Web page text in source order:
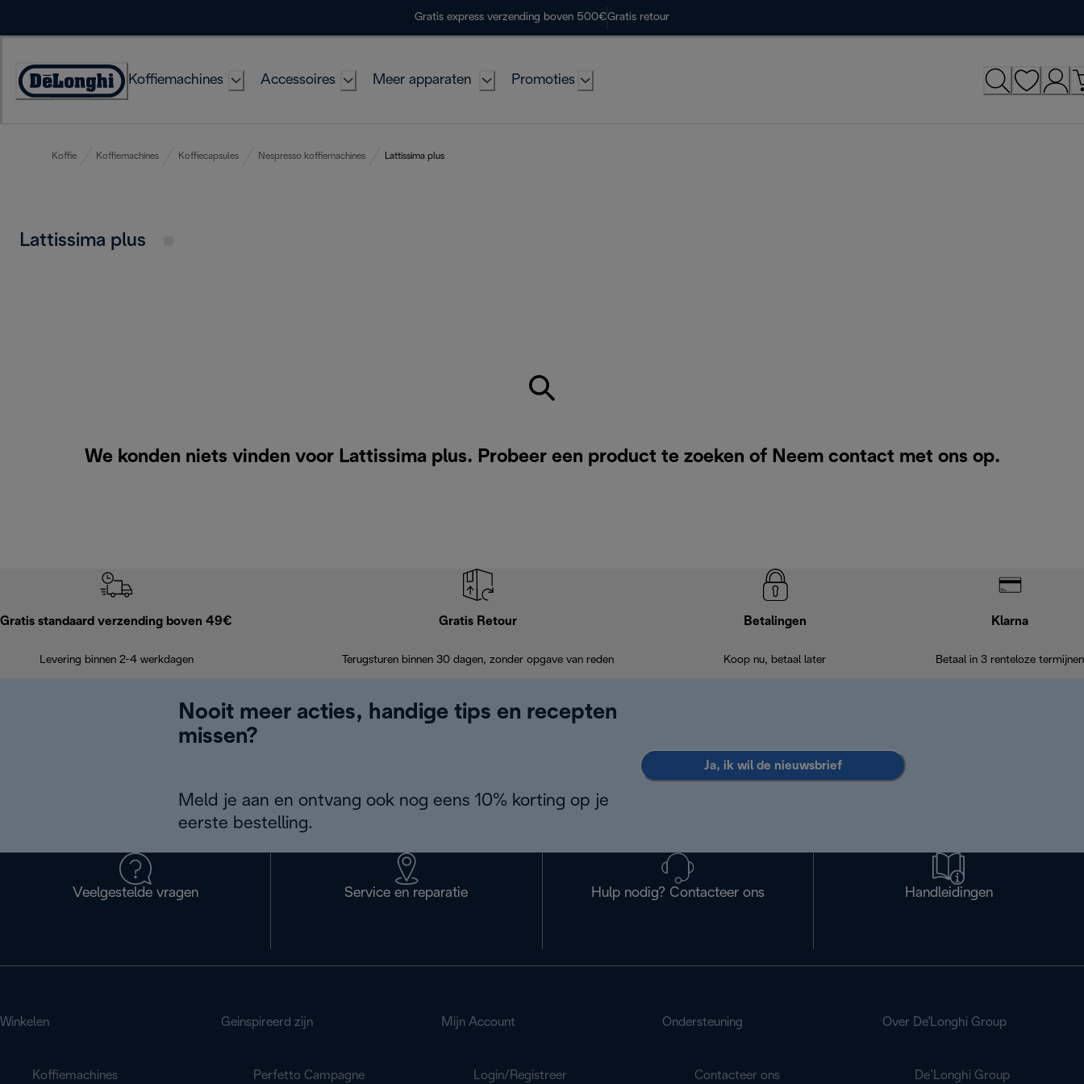
Gratis express verzending boven 500€Gratis retour
Accessibility
Koffiemachines Accessoires Meer apparaten Promoties
Koffie Koffiemachines Koffiecapsules Nespresso koffiemachines Lattissima plus
Lattissima plus
We konden niets vinden voor Lattissima plus. Probeer een product te zoeken of Neem contact met ons op.
Gratis standaard verzending boven 49€
Levering binnen 2-4 werkdagen
Gratis Retour
Terugsturen binnen 30 dagen, zonder opgave van reden
Betalingen
Koop nu, betaal later
Klarna
Betaal in 3 renteloze termijnen
Nooit meer acties, handige tips en recepten
missen?
Meld je aan en ontvang ook nog eens 10% korting op je
eerste bestelling.
Ja, ik wil de nieuwsbrief
Veelgestelde vragen Service en reparatie Hulp nodig? Contacteer ons Handleidingen
Winkelen
Koffiemachines
Geinspireerd zijn
Perfetto Campagne
Mijn Account
Login/Registreer
Ondersteuning
Contacteer ons
Over De'Longhi Group
De’Longhi Group